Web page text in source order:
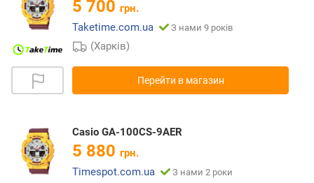
5 700 грн.
Taketime.com.ua
З нами 9 років
(Харків)
Перейти в магазин
Casio GA-100CS-9AER
5 880 грн.
Timespot.com.ua
З нами 2 роки